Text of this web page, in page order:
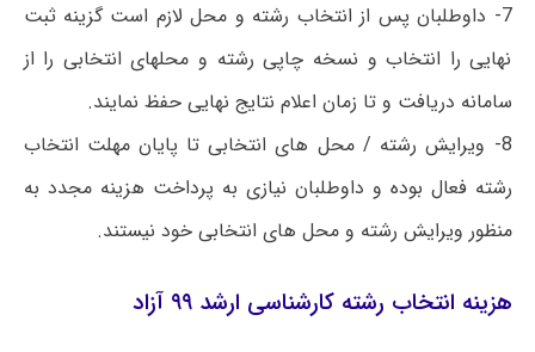
7- داوطلبان پس از انتخاب رشته و محل لازم است گزینه ثبت
نهایی را انتخاب و نسخه چاپی رشته و محلهای انتخابی را از
سامانه دریافت و تا زمان اعلام نتایج نهایی حفظ نمایند.
8- ویرایش رشته / محل های انتخابی تا پایان مهلت انتخاب
رشته فعال بوده و داوطلبان نیازی به پرداخت هزینه مجدد به
منظور ویرایش رشته و محل های انتخابی خود نیستند.
هزینه انتخاب رشته کارشناسی ارشد ۹۹ آزاد